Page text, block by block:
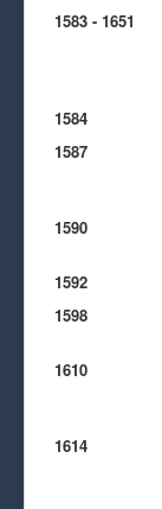
1583 - 1651
1584
1587
1590
1592
1598
1610
1614